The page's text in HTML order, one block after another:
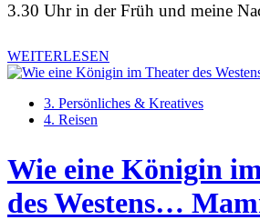
3.30 Uhr in der Früh und meine
WEITERLESEN
3. Persönliches & Kreatives
4. Reisen
Wie eine Königin
des Westens…